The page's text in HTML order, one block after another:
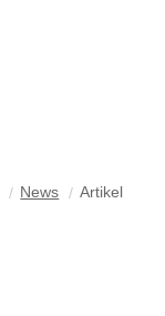
News Artikel